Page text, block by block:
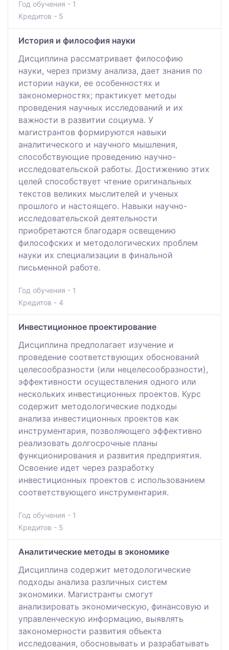
Год обучения - 1
Кредитов - 5
История и философия науки
Дисциплина рассматривает философию
науки, через призму анализа, дает знания по
истории науки, ее особенностях и
закономерностях; практикует методы
проведения научных исследований и их
важности в развитии социума. У
магистрантов формируются навыки
аналитического и научного мышления,
способствующие проведению научно-
исследовательской работы. Достижению этих
целей способствует чтение оригинальных
текстов великих мыслителей и ученых
прошлого и настоящего. Навыки научно-
исследовательской деятельности
приобретаются благодаря освещению
философских и методологических проблем
науки их специализации в финальной
письменной работе.
Год обучения - 1
Кредитов - 4
Инвестиционное проектирование
Дисциплина предполагает изучение и
проведение соответствующих обоснований
целесообразности (или нецелесообразности),
эффективности осуществления одного или
нескольких инвестиционных проектов. Курс
содержит методологические подходы
анализа инвестиционных проектов как
инструментария, позволяющего эффективно
реализовать долгосрочные планы
функционирования и развития предприятия.
Освоение идет через разработку
инвестиционных проектов с использованием
соответствующего инструментария.
Год обучения - 1
Кредитов - 5
Аналитические методы в экономике
Дисциплина содержит методологические
подходы анализа различных систем
экономики. Магистранты смогут
анализировать экономическую, финансовую и
управленческую информацию, выявлять
закономерности развития объекта
исследования, обосновывать и разрабатывать